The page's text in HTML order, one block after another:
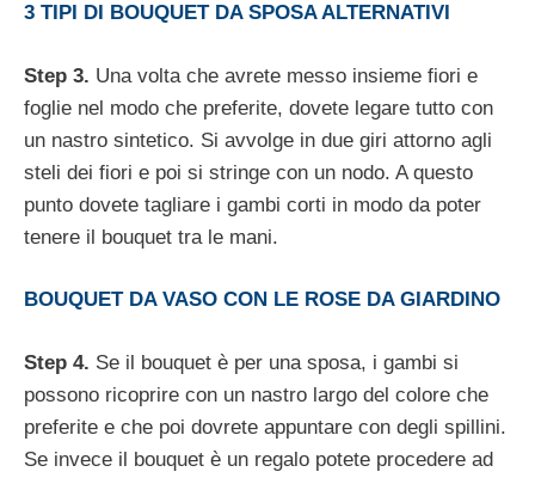
3 TIPI DI BOUQUET DA SPOSA ALTERNATIVI
Step 3. Una volta che avrete messo insieme fiori e
foglie nel modo che preferite, dovete legare tutto con
un nastro sintetico. Si avvolge in due giri attorno agli
steli dei fiori e poi si stringe con un nodo. A questo
punto dovete tagliare i gambi corti in modo da poter
tenere il bouquet tra le mani.
BOUQUET DA VASO CON LE ROSE DA GIARDINO
Step 4. Se il bouquet è per una sposa, i gambi si
possono ricoprire con un nastro largo del colore che
preferite e che poi dovrete appuntare con degli spillini.
Se invece il bouquet è un regalo potete procedere ad